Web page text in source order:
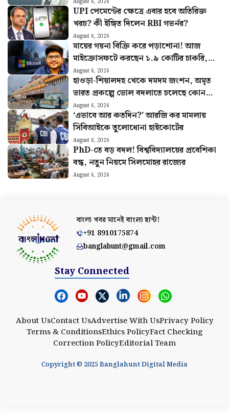
UPI পেমেন্টের ক্ষেত্রে এবার হবে অতিরিক্ত
খরচ? কী ইঙ্গিত দিলেন RBI গভর্নর?
August 6, 2026
মায়ের গয়না বিক্রি করে পড়াশোনা! আজ
মাইক্রোসফটে করছেন ১.৯ কোটির চাকরি,
চমকে দেবে মনুর কাহিনি
August 6, 2026
হাওড়া-শিয়ালদহ থেকে দমদম জংশন, অমৃত
ভারত প্রকল্পে ভোল বদলাতে চলেছে কোন
কোন স্টেশনের?
August 6, 2026
‘এভাবে আর কতদিন?’ আরজি কর মামলায়
সিবিআইকে তুলোধোনা হাইকোর্টের
August 6, 2026
PhD-তে বড় বদল! বিশ্ববিদ্যালয়ের প্রবেশিকা
বন্ধ, নতুন নিয়মে সিলমোহর রাজ্যের
August 6, 2026
বাংলা খবর মানেইবাংলা হান্ট!
+91 8910175874
banglahunt@gmail.com
Stay Connected
About UsContact UsAdvertise With UsPrivacy Policy
Terms & ConditionsEthics PolicyFact Checking
Correction PolicyEditorial Team
Copyright © 2025 Banglahunt Digital Media